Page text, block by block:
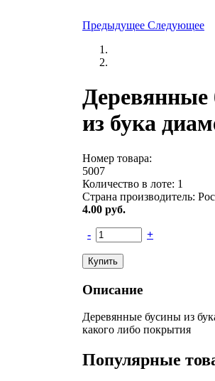
Предыдущее Следующее
Деревянные
из бука
Номер товара:
5007
Количество в лоте: 1
Страна производитель:
4.00 руб.
- +
Описание
Деревянные бусины из
какого либо покрытия
Популярные